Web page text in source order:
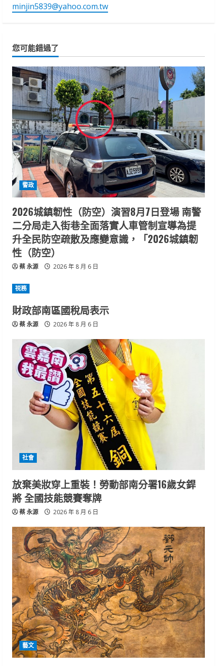
minjin5839@yahoo.com.tw
您可能錯過了
警政
2026城鎮韌性（防空）演習8月7日登場 南警
二分局走入街巷全面落實人車管制宣導為提
升全民防空疏散及應變意識，「2026城鎮韌
性（防空）
蔡 永源 2026 年 8 月 6 日
祱務
財政部南區國稅局表示
蔡 永源 2026 年 8 月 6 日
社會
放棄美妝穿上重裝！勞動部南分署16歲女銲
將 全國技能競賽奪牌
蔡 永源 2026 年 8 月 6 日
藝文